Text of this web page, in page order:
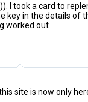
I took a card to
key in the details of
worked out
site is now only